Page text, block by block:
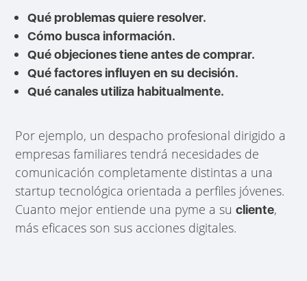
Qué problemas quiere resolver.
Cómo busca información.
Qué objeciones tiene antes de comprar.
Qué factores influyen en su decisión.
Qué canales utiliza habitualmente.
Por ejemplo, un despacho profesional dirigido a
empresas familiares tendrá necesidades de
comunicación completamente distintas a una
startup tecnológica orientada a perfiles jóvenes.
Cuanto mejor entiende una pyme a sucliente,
más eficaces son sus acciones digitales.